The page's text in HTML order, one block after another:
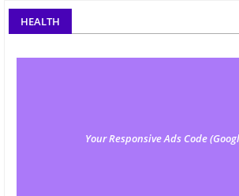
HEALTH
Your Responsive Ads Code